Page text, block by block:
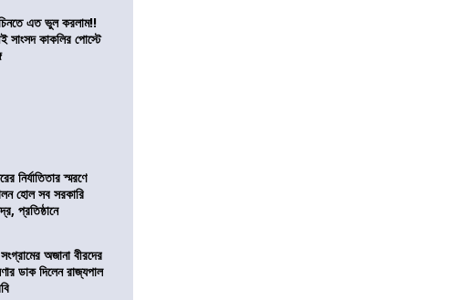
এত ভুল করলাম!!
সাংসদ কাকলির পোস্টে
নির্যাতিতার স্মরণে
হোল সব সরকারি
প্রতিষ্ঠানে
অজানা বীরদের
ডাক দিলেন রাজ্যপাল